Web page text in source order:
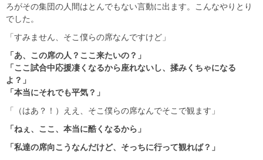
ろがその集団の人間はとんでもない言動に出ます。こんなやりとり
でした。
「すみません、そこ僕らの席なんですけど」
「あ、この席の人？ここ来たいの？」
「ここ試合中応援凄くなるから座れないし、揉みくちゃになる
よ？」
「本当にそれでも平気？」
「（はあ？！）ええ、そこ僕らの席なんでそこで観ます」
「ねぇ、ここ、本当に酷くなるから」
「私達の席向こうなんだけど、そっちに行って観れば？」